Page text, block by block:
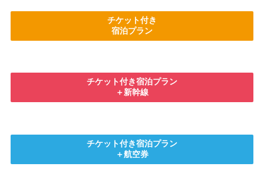
チケット付き
宿泊プラン
チケット付き宿泊プラン
＋新幹線
チケット付き宿泊プラン
＋航空券